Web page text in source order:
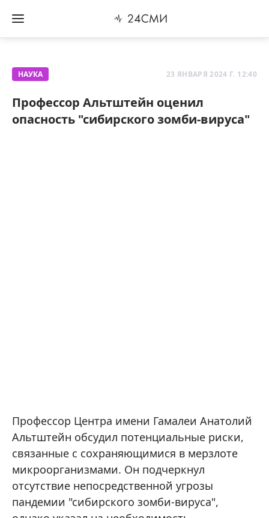
НАУКА 23 ЯНВАРЯ 2024 Г. 12:40
Профессор Альтштейн оценил
опасность "сибирского зомби-вируса"
Профессор Центра имени Гамалеи Анатолий
Альтштейн обсудил потенциальные риски,
связанные с сохраняющимися в мерзлоте
микроорганизмами. Он подчеркнул
отсутствие непосредственной угрозы
пандемии "сибирского зомби-вируса",